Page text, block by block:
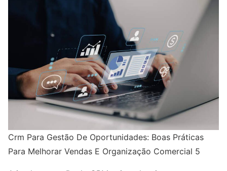
Crm Para Gestão De Oportunidades: Boas Práticas
Para Melhorar Vendas E Organização Comercial 5